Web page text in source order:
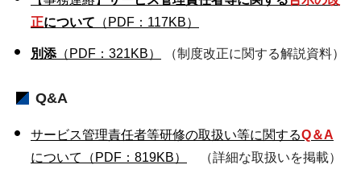
正について （PDF：117KB）
別添 （PDF：321KB） （制度改正に関する解説資料）
Q&A
サービス管理責任者等研修の取扱い等に関するQ＆A
について（PDF：819KB）
（詳細な取扱いを掲載）